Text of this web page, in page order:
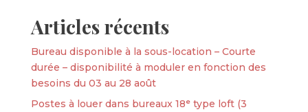
Articles récents
Bureau disponible à la sous-location – Courte
durée – disponibilité à moduler en fonction des
besoins du 03 au 28 août
Postes à louer dans bureaux 18ᵉ type loft (3